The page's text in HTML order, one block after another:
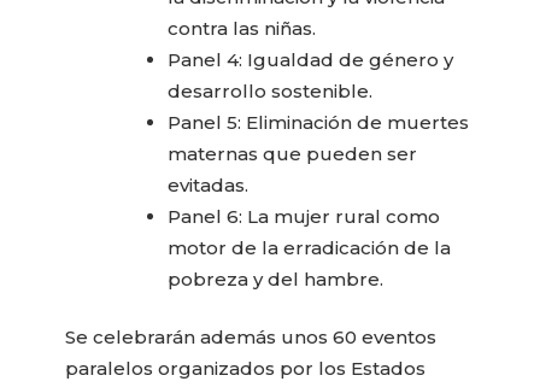
contra las niñas.
Panel 4: Igualdad de género y
desarrollo sostenible.
Panel 5: Eliminación de muertes
maternas que pueden ser
evitadas.
Panel 6: La mujer rural como
motor de la erradicación de la
pobreza y del hambre.
Se celebrarán además unos 60 eventos
paralelos organizados por los Estados